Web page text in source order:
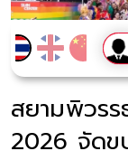
สยามพิวร
2026 จัดข